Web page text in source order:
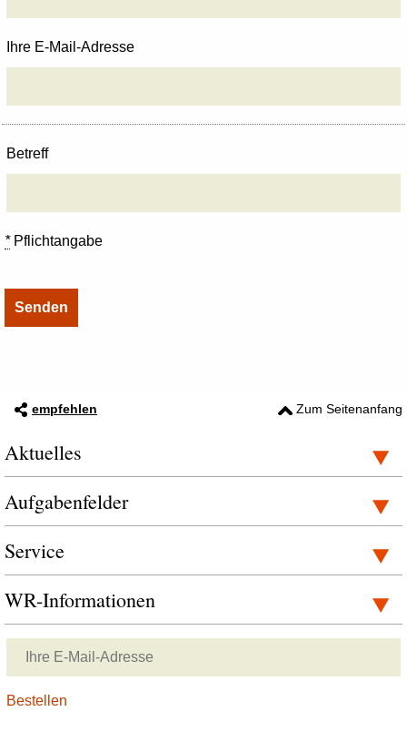
Ihre E-Mail-Adresse
Betreff
*Pflichtangabe
empfehlen Zum Seitenanfang
Aktuelles
Aufgabenfelder
Service
WR-Informationen